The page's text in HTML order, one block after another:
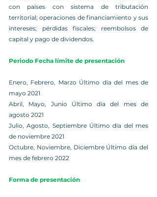
con países con sistema de tributación
territorial; operaciones de financiamiento y sus
intereses; pérdidas fiscales; reembolsos de
capital y pago de dividendos.
Periodo Fecha límite de presentación
Enero, Febrero, Marzo Último día del mes de
mayo 2021
Abril, Mayo, Junio Último día del mes de
agosto 2021
Julio, Agosto, Septiembre Último día del mes
de noviembre 2021
Octubre, Noviembre, Diciembre Último día del
mes de febrero 2022
Forma de presentación